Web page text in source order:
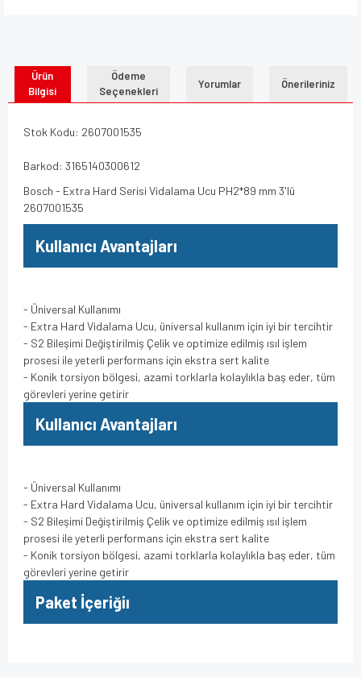
Ürün
Bilgisi
Ödeme
Seçenekleri
Yorumlar Önerileriniz
Stok Kodu: 2607001535
Barkod: 3165140300612
Bosch - Extra Hard Serisi Vidalama Ucu PH2*89 mm 3'lü
2607001535
Kullanıcı Avantajları
- Üniversal Kullanımı
- Extra Hard Vidalama Ucu, üniversal kullanım için iyi bir tercihtir
- S2 Bileşimi Değiştirilmiş Çelik ve optimize edilmiş ısıl işlem
prosesi ile yeterli performans için ekstra sert kalite
- Konik torsiyon bölgesi, azami torklarla kolaylıkla baş eder, tüm
görevleri yerine getirir
Kullanıcı Avantajları
- Üniversal Kullanımı
- Extra Hard Vidalama Ucu, üniversal kullanım için iyi bir tercihtir
- S2 Bileşimi Değiştirilmiş Çelik ve optimize edilmiş ısıl işlem
prosesi ile yeterli performans için ekstra sert kalite
- Konik torsiyon bölgesi, azami torklarla kolaylıkla baş eder, tüm
görevleri yerine getirir
Paket İçeriğiı